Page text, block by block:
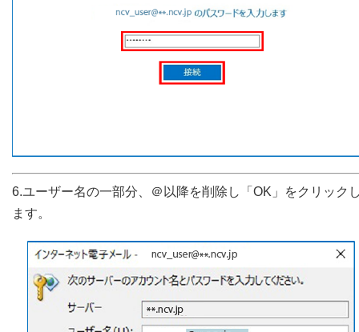
6.ユーザー名の一部分、＠以降を削除し「OK」をクリック
ます。